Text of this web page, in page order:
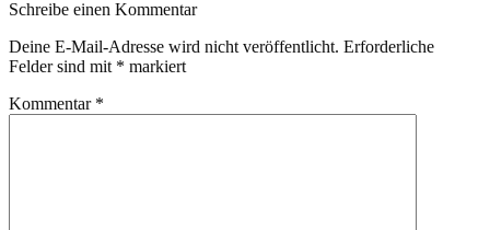
Schreibe einen Kommentar
Deine E-Mail-Adresse wird nicht veröffentlicht. Erforderliche
Felder sind mit * markiert
Kommentar *